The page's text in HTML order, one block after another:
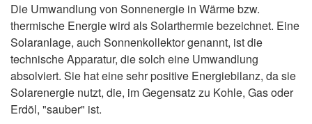
Die Umwandlung von Sonnenergie in Wärme bzw.
thermische Energie wird als Solarthermie bezeichnet. Eine
Solaranlage, auch Sonnenkollektor genannt, ist die
technische Apparatur, die solch eine Umwandlung
absolviert. Sie hat eine sehr positive Energiebilanz, da sie
Solarenergie nutzt, die, im Gegensatz zu Kohle, Gas oder
Erdöl, "sauber" ist.